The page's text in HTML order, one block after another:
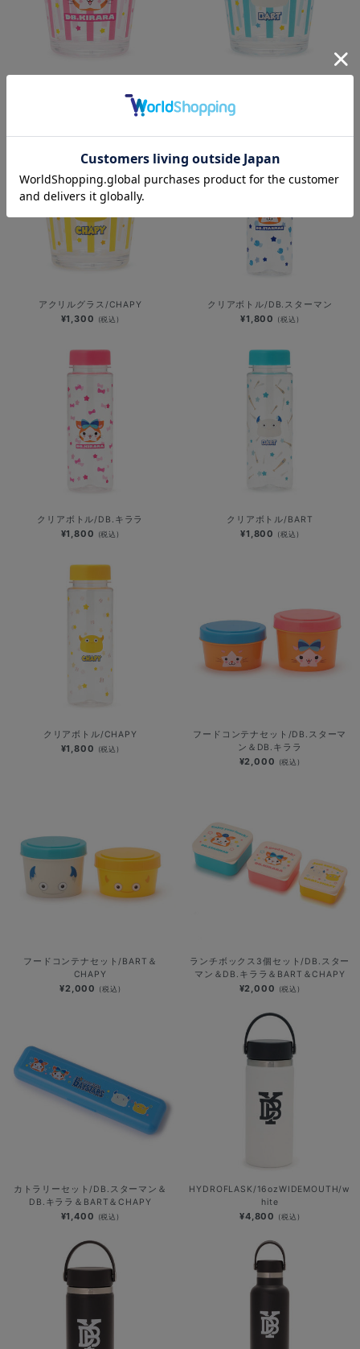
アクリルグラス/CHAPY
¥1,300 (税込)
クリアボトル/DB.スターマン
¥1,800 (税込)
クリアボトル/DB.キララ
¥1,800 (税込)
クリアボトル/BART
¥1,800 (税込)
クリアボトル/CHAPY
¥1,800 (税込)
フードコンテナセット/DB.スターマ
ン＆DB.キララ
¥2,000 (税込)
フードコンテナセット/BART＆
CHAPY
¥2,000 (税込)
ランチボックス3個セット/DB.スター
マン＆DB.キララ＆BART＆CHAPY
¥2,000 (税込)
カトラリーセット/DB.スターマン＆
DB.キララ＆BART＆CHAPY
¥1,400 (税込)
HYDROFLASK/16ozWIDEMOUTH/w
hite
¥4,800 (税込)